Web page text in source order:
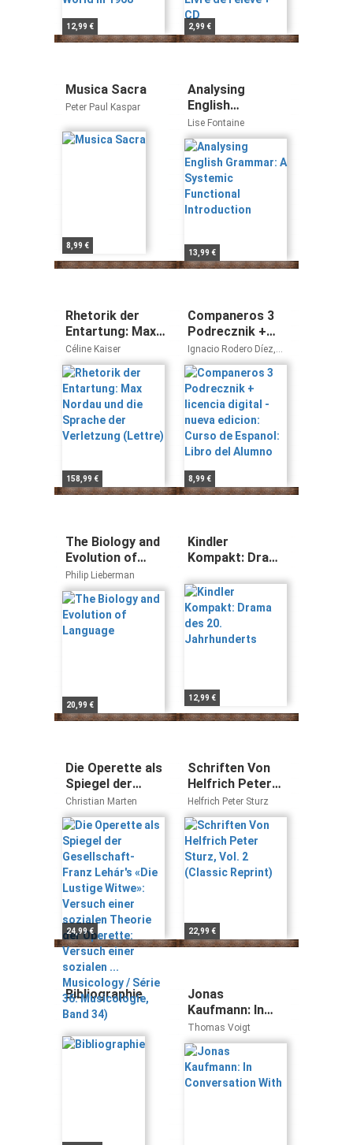
12,99 € 2,99 €
Musica Sacra
Peter Paul Kaspar
8,99 €
Analysing
English
Grammar: A
Systemic
Functional
Introduction
Lise Fontaine
13,99 €
Rhetorik der
Entartung: Max
Nordau und die
Sprache der
Verletzung
(Lettre)
Céline Kaiser
158,99 €
Companeros 3
Podrecznik +
licencia digital -
nueva edicion:
Curso de
Espanol: Libro
del Alumno
Ignacio Rodero Díez,
Carmen Sardinero
Francos, Francisca
Castro Viúdez
8,99 €
The Biology and
Evolution of
Language
Philip Lieberman
20,99 €
Kindler
Kompakt: Drama
Jahrhunderts
12,99 €
Die Operette als
Spiegel der
Gesellschaft-
Franz Lehár's
«Die Lustige
Witwe»: Versuch
einer sozialen
Theorie der
Operette:
Versuch einer
sozialen ...
Musicology /
Série 36:
Musicologie,
Band 34)
Christian Marten
24,99 €
Schriften Von
Helfrich Peter
Sturz, Vol. 2
(Classic Reprint)
Helfrich Peter Sturz
22,99 €
Bibliographie
Jonas
Kaufmann: In
Conversation
With
Thomas Voigt